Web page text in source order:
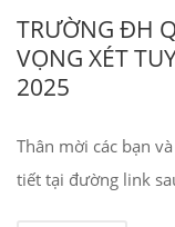
TRƯỜNG ĐH
VỌNG XÉT
2025
Thân mời các bạn
tiết tại đường link